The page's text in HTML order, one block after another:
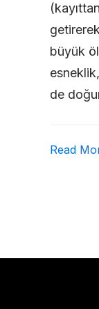
büyük
de
Read